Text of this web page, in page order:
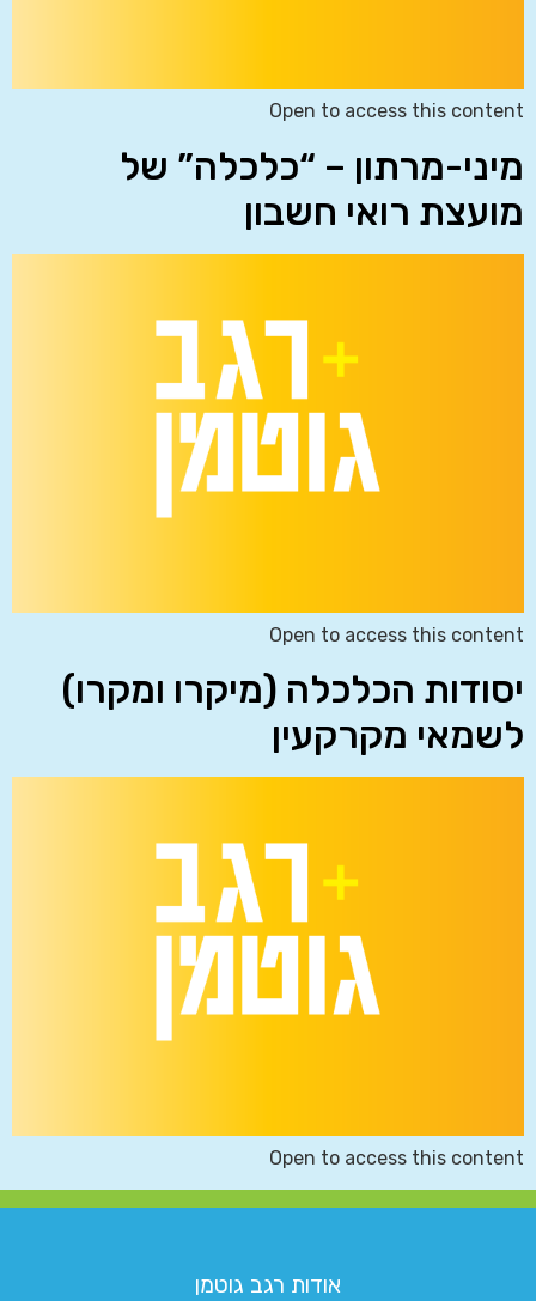
Open to access this content
מיני-מרתון – “כלכלה” של
מועצת רואי חשבון
Open to access this content
יסודות הכלכלה (מיקרו ומקרו)
לשמאי מקרקעין
Open to access this content
אודות רגב גוטמן